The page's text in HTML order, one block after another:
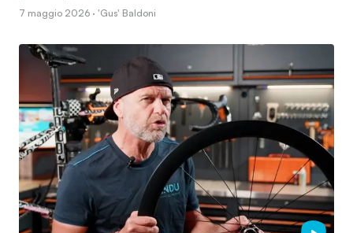
7 maggio 2026 · 'Gus' Baldoni